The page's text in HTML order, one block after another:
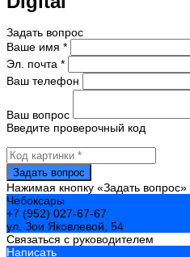
Задать вопрос
Ваше имя *
Эл. почта *
Ваш телефон
Ваш вопрос
Введите проверочный код
Нажимая кнопку «Задать
Чебоксары
+7 (952) 027-67-67
ул. Зои Яковлевой, 54
Связаться с руководителем
Написать